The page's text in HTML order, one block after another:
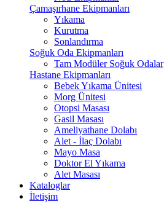
Çamaşırhane Ekipmanları
Yıkama
Kurutma
Sonlandırma
Soğuk Oda Ekipmanları
Tam Modüler Soğuk Odalar
Hastane Ekipmanları
Bebek Yıkama Ünitesi
Morg Ünitesi
Otopsi Masası
Gasil Masası
Ameliyathane Dolabı
Alet - İlaç Dolabı
Mayo Masa
Doktor El Yıkama
Alet Masası
Kataloglar
İletişim